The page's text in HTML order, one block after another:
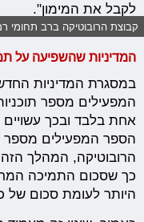
לקבל את המימון".
קבוצת הרובוטיקה ברב תחומי
המדיניות שהשפיעה על
במסגרת המדיניות
המפעילים מספר
אחת בלבד ובכך
הספר המפעילים מספר
הרובוטיקה, המהלך
היותר לעומת סכום של כ-50,000 שקלים בשנים